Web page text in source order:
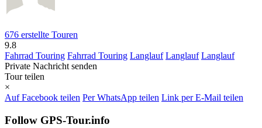
676 erstellte Touren
9.8
Fahrrad Touring Fahrrad Touring Langlauf Langlauf Langlauf
Private Nachricht senden
Tour teilen
×
Auf Facebook teilen Per WhatsApp teilen Link per E-Mail teilen
Follow GPS-Tour.info